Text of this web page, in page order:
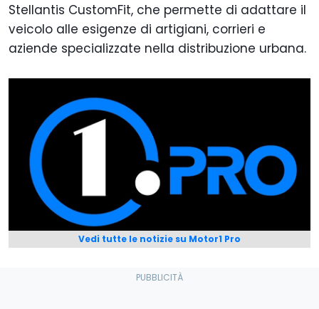
Stellantis CustomFit, che permette di adattare il
veicolo alle esigenze di artigiani, corrieri e
aziende specializzate nella distribuzione urbana.
Vedi tutte le notizie su Motor1 Pro